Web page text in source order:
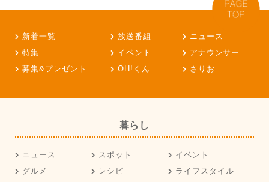
新着一覧 放送番組
ニュース
特集
イベント
アナウンサー
募集&プレゼント
OH!くん さりお
暮らし
ニュース スポット
イベント
グルメ
レシピ
ライフスタイル